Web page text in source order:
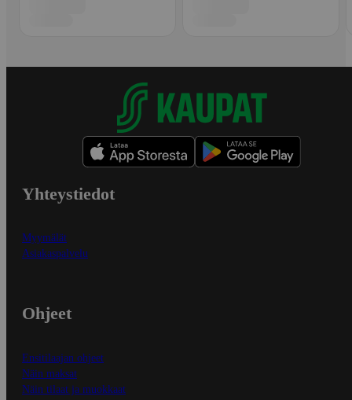
Yhteystiedot
Myymälät
Asiakaspalvelu
Ohjeet
Ensitilaajan ohjeet
Näin maksat
Näin tilaat ja muokkaat